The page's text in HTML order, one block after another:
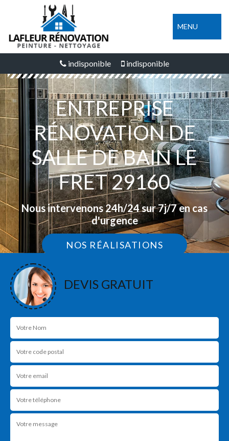
MENU
indisponible indisponible
ENTREPRISE
RÉNOVATION DE
SALLE DE BAIN LE
FRET 29160
Nous intervenons 24h/24 sur 7j/7 en cas
d'urgence
NOS RÉALISATIONS
DEVIS GRATUIT